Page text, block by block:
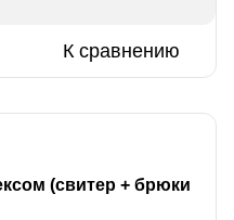
К сравнению
(свитер + брюки